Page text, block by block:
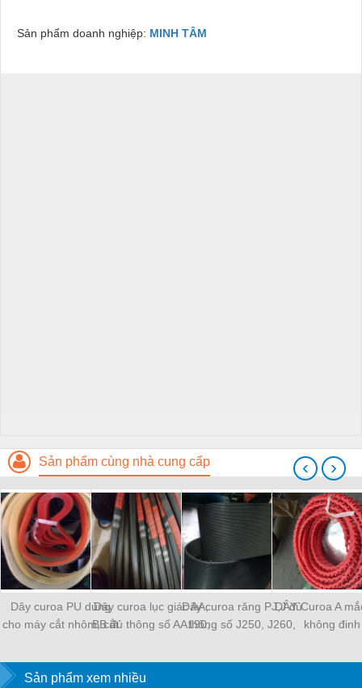
Sản phẩm doanh nghiệp: MINH TÂM
Sản phẩm cùng nhà cung cấp
Dây curoa PU dùng
cho máy cắt nhôm, cắt
Dây curoa lục giác AA,
BB đủ thông số AA190,
Dây curoa răng PJ,J đủ
thông số J250, J260,
DÂY Curoa A
không đinh
‹ ›
Sản phẩm xem nhiều